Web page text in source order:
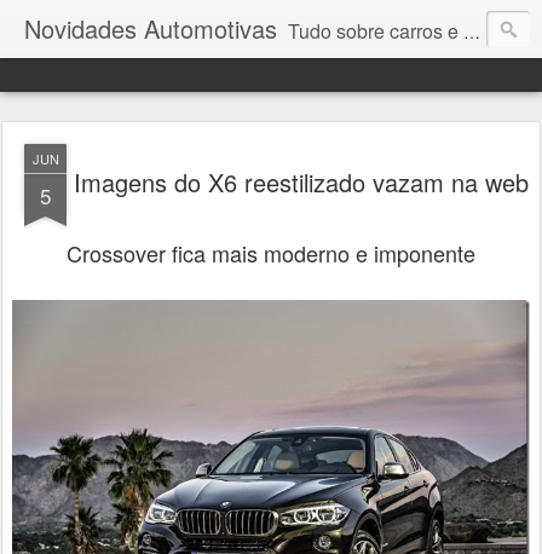
Novidades Automotivas Tudo sobre carros e motores
JUN
5 Imagens do X6 reestilizado vazam na web
Crossover fica mais moderno e imponente